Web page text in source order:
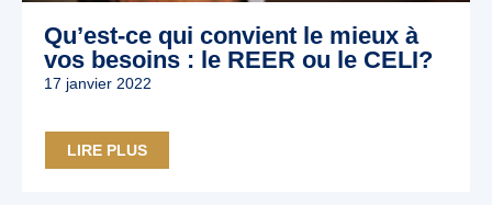
Qu’est-ce qui convient le mieux à
vos besoins : le REER ou le CELI?
17 janvier 2022
LIRE PLUS